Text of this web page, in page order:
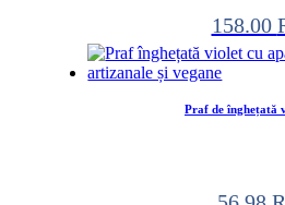
158.00
Praf de înghețată